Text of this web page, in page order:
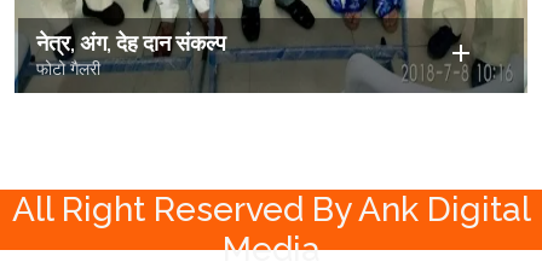
नेत्र, अंग, देह दान संकल्प
फोटो गैलरी
All Right Reserved By Ank Digital
Media